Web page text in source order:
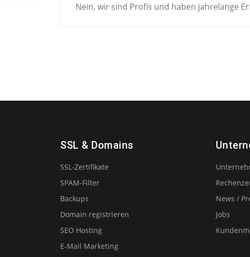
Nein, wir sind Profis und haben jahrelange
SSL & Domains
SSL-Zertifikate
SPAM-Filter
Backups
Domain registrieren
SEO Hosting
E-Mail Marketing
News /
Jobs